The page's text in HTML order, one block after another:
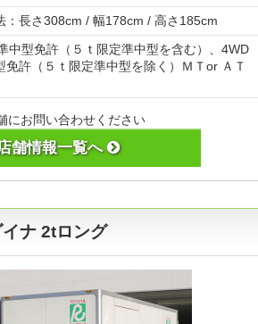
：長さ308cm / 幅178cm / 高さ185cm
中型免許（５ｔ限定準中型を含む）、4WD
免許（５ｔ限定準中型を除く）ＭＴor ＡＴ
にお問い合わせください
舗情報一覧へ
ナ 2tロング